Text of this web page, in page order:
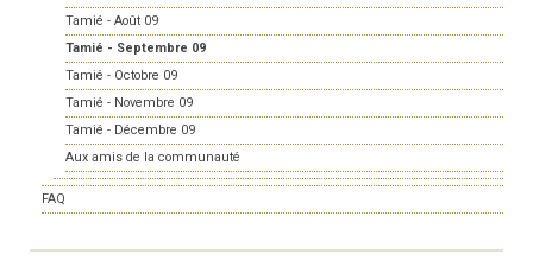
Tamié - Août 09
Tamié - Septembre 09
Tamié - Octobre 09
Tamié - Novembre 09
Tamié - Décembre 09
Aux amis de la communauté
FAQ